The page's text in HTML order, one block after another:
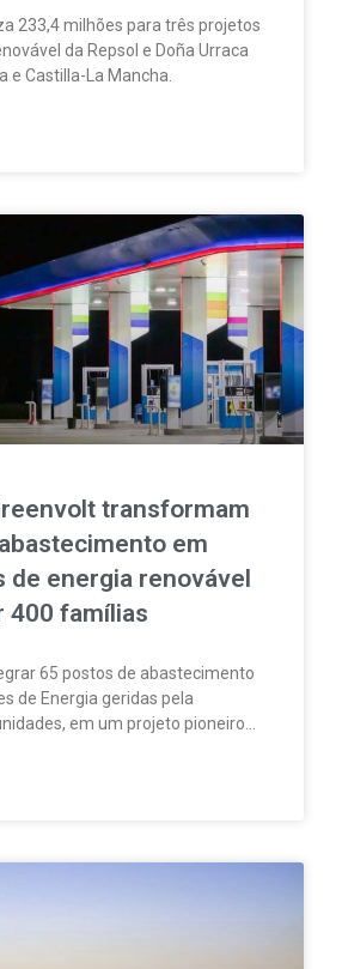
233,4 milhões para três projetos
da Repsol e Doña Urraca
e Castilla-La Mancha.
transformam
em
de energia renovável
400 famílias
65 postos de abastecimento
de Energia geridas pela
em um projeto pioneiro
energia renovável localmente.